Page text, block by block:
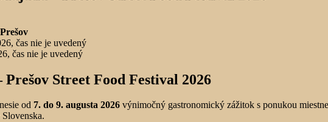
čas nie je uvedený
čas nie je uvedený
Prešov Street Food Festival 2026
od 7. do 9. augusta 2026 výnimočný gastronomický zážitok s ponukou